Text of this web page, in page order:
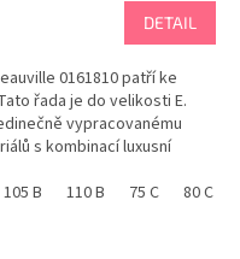
DETAIL
0161810 patří ke
řada je do velikosti E.
vypracovanému
s kombinací luxusní
105 B 110 B 75 C 80 C